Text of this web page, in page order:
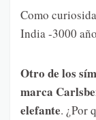
Como
India -3000
Otro de los
marca
elefante. ¿Por